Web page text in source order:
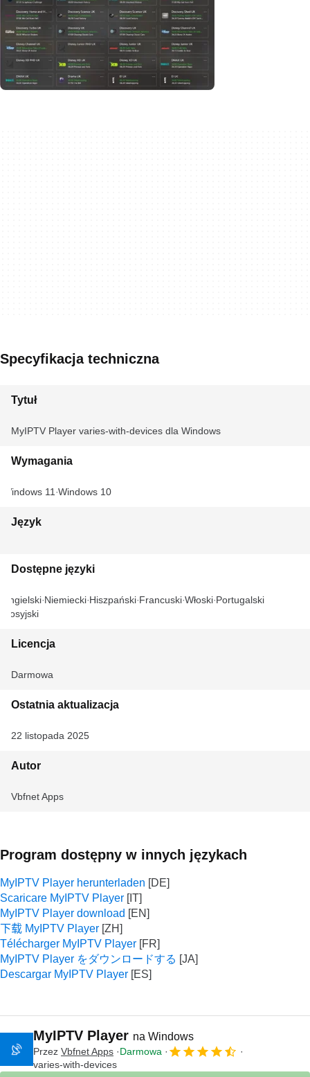
Specyfikacja techniczna
Tytuł
MyIPTV Player varies-with-devices dla Windows
Wymagania
Windows 11 Windows 10
Język
Dostępne języki
Angielski Niemiecki Hiszpański Francuski Włoski Portugalski
Rosyjski
Licencja
Darmowa
Ostatnia aktualizacja
22 listopada 2025
Autor
‪Vbfnet Apps‬
Program dostępny w innych językach
MyIPTV Player herunterladen
Scaricare MyIPTV Player
MyIPTV Player download
下载 MyIPTV Player
Télécharger MyIPTV Player
MyIPTV Player をダウンロードする
Descargar MyIPTV Player
MyIPTV Player na Windows
Przez ‪Vbfnet Apps‬
Darmowa
varies-with-devices